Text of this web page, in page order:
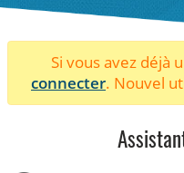
Si vous avez déjà
connecter. Nouvel